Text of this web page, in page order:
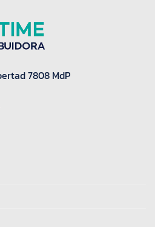
7808 MdP